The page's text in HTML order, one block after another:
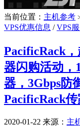
当前位置： 主机参考
VPS优惠信息 /VPS
PacificRack
器闪购活动，
器，3Gbps防
PacificRack
2020-01-22 来源： 主